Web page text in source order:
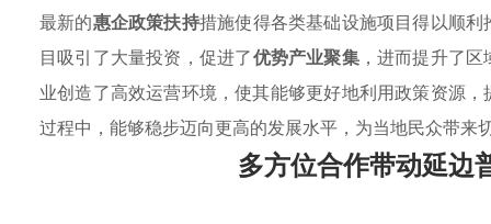
最新的惠企政策扶持措施使得各类基础设施项目得以顺
目吸引了大量投资，促进了优势产业聚集，进而提升了区
业创造了高效运营环境，使其能够更好地利用政策资源
过程中，能够稳步迈向更高的发展水平，为当地民众带来
多方位合作带动延边